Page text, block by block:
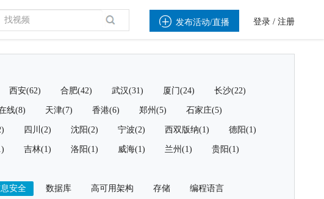
 发布活动/直播 登录 / 注册
西安(62) 合肥(42) 武汉(31) 厦门(24) 长沙(22)
线(8) 天津(7) 香港(6) 郑州(5) 石家庄(5)
四川(2) 沈阳(2) 宁波(2) 西双版纳(1) 德阳(1)
吉林(1) 洛阳(1) 威海(1) 兰州(1) 贵阳(1)
安全 数据库 高可用架构 存储 编程语言